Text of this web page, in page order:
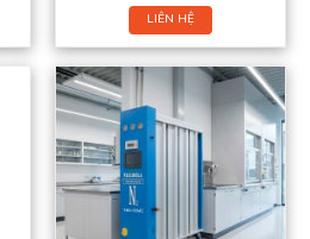
LIÊN HỆ